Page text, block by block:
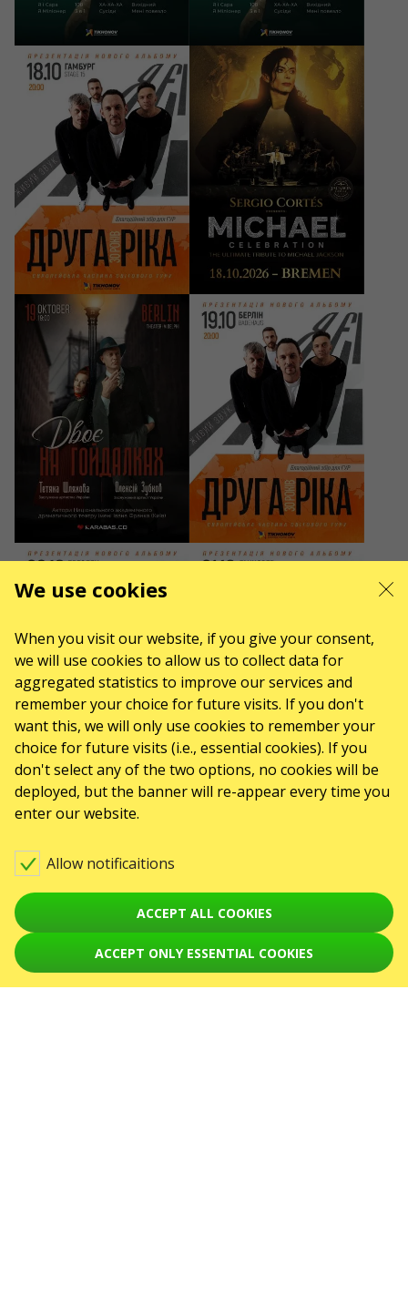
18/10/2026
Друга Ріка. Я Є! 30
Hamburg, STAGE 15
39 - 45 EUR
18/10/202620:00
Michael Celebration -
Sergio Cortés
Bremen, Metropol
Theater Bremen
45 - 75 EUR
19/10/2026 19:00
Вистава «Двоє на
гойдалках»
Berlin, Theater im Delphi
45 - 69 EUR
19/10/2026
Друга Ріка. Я Є! 30
Berlin, Badehaus Berlin
39 - 45 EUR
20/10/2026
Друга Ріка. Я Є! 30
років
Dresden, Liveclub Tante
JU
39 - 45 EUR
21/10/2026
Hannover, Kulturzentrum
Faust
39 - 45 EUR
23/10/202620:00
років
Frankfurt am Main, Haus
39 - 45 EUR
Düsseldorf, KLUB KULB
39 - 45 EUR
We use cookies
When you visit our website, if you give your consent,
we will use cookies to allow us to collect data for
aggregated statistics to improve our services and
remember your choice for future visits. If you don't
want this, we will only use cookies to remember your
choice for future visits (i.e., essential cookies). If you
don't select any of the two options, no cookies will be
deployed, but the banner will re-appear every time you
enter our website.
Allow notificaitions
ACCEPT ALL COOKIES
ACCEPT ONLY ESSENTIAL COOKIES